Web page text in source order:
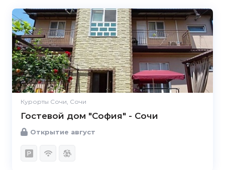
Курорты Сочи, Сочи
Гостевой дом "София" - Сочи
Открытие август